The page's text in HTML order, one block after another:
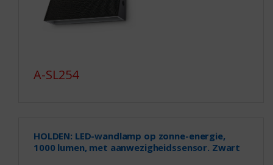
A-SL254
HOLDEN: LED-wandlamp op zonne-energie,
1000 lumen, met aanwezigheidssensor. Zwart